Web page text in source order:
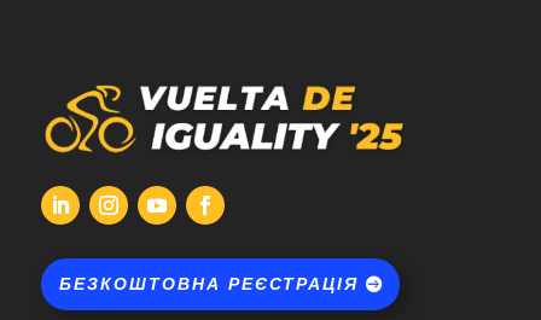
БЕЗКОШТОВНА РЕЄСТРАЦІЯ